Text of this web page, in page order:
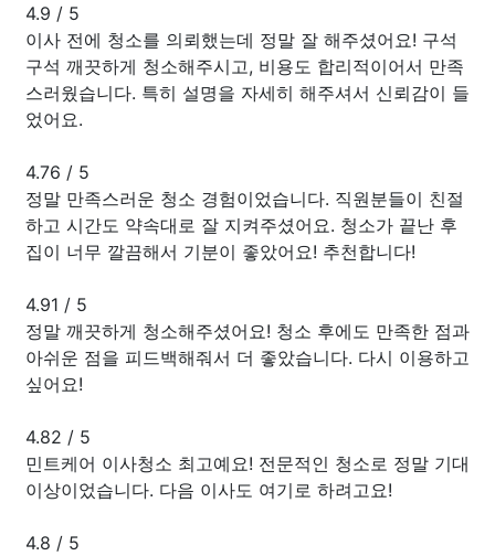
4.9 / 5
이사 전에 청소를 의뢰했는데 정말 잘 해주셨어요! 구석
구석 깨끗하게 청소해주시고, 비용도 합리적이어서 만족
스러웠습니다. 특히 설명을 자세히 해주셔서 신뢰감이 들
었어요.
4.76 / 5
정말 만족스러운 청소 경험이었습니다. 직원분들이 친절
하고 시간도 약속대로 잘 지켜주셨어요. 청소가 끝난 후
집이 너무 깔끔해서 기분이 좋았어요! 추천합니다!
4.91 / 5
정말 깨끗하게 청소해주셨어요! 청소 후에도 만족한 점과
아쉬운 점을 피드백해줘서 더 좋았습니다. 다시 이용하고
싶어요!
4.82 / 5
민트케어 이사청소 최고예요! 전문적인 청소로 정말 기대
이상이었습니다. 다음 이사도 여기로 하려고요!
4.8 / 5